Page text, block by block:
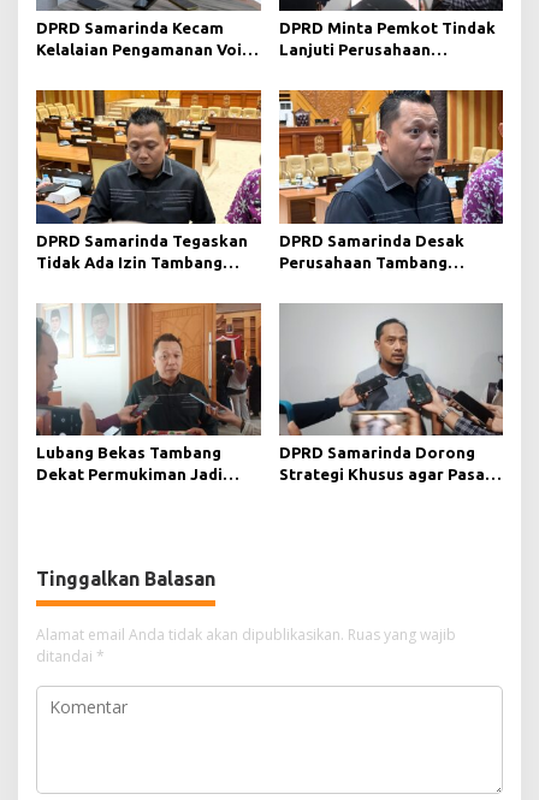
o
s
DPRD Samarinda Kecam
Kelalaian Pengamanan Void
Korban Jiwa
DPRD Minta Pemkot Tindak
Lanjuti Perusahaan
DPRD Samarinda Tegaskan
Tidak Ada Izin Tambang
DPRD Samarinda Desak
Perusahaan Tambang
Pascatambang
Lubang Bekas Tambang
Dekat Permukiman Jadi
DPRD Samarinda Dorong
Strategi Khusus agar Pasar
Tinggalkan Balasan
Alamat email Anda tidak akan dipublikasikan. Ruas yang wajib
ditandai *